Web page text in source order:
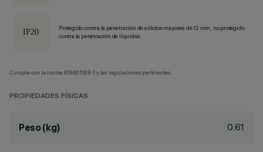
Protegido contra la penetración de sólidos mayores de 12 mm, no protegido
contra la penetración de líquidos.
Cumple con la norma EN60598-1 y las regulaciones pertinentes.
PROPIEDADES FÍSICAS
Peso (kg) 0.61